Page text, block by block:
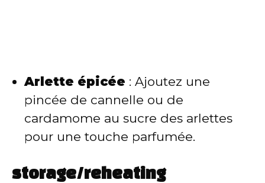
Arlette épicée : Ajoutez une
pincée de cannelle ou de
cardamome au sucre des arlettes
pour une touche parfumée.
storage/reheating